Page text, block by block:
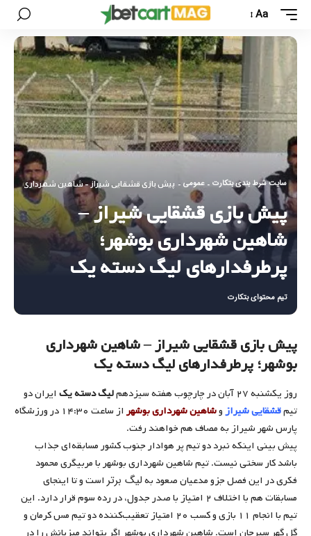
Aa
سایت شرط بندی بتکارت - عمومی - پیش بازی قشقایی شیراز – شاهین شهرداری
پیش بازی قشقایی شیراز –
شاهین شهرداری بوشهر؛
پرطرفدارهای لیگ دسته یک
تیم محتوای بتکارت
پیش بازی قشقایی شیراز – شاهین شهرداری
بوشهر؛ پرطرفدارهای لیگ دسته یک
روز یکشنبه ۲۷ آبان در چارچوب هفته سیزدهم لیگ دسته یک ایران دو
تیمقشقایی شیرازوشاهین شهرداری بوشهر
از ساعت ۱۴:۳۰ در ورزشگاه
پارس شهر شیراز به مصاف هم خواهند رفت.
پیش بینی اینکه نبرد دو تیم پر هوادار جنوب کشور مسابقه‌ای جذاب
باشد کار سختی نیست. تیم شاهین شهرداری بوشهر با مربیگری محمود
فکری در این فصل جزو مدعیان صعود بهلیگ برتر است و تا اینجای
مسابقات هم با اختلاف ۲ امتیاز با صدر جدول، در رده سوم قرار دارد. این
تیم با انجام ۱۱ بازی و کسب ۲۰ امتیاز تعقیب‌کننده دو تیم مس کرمان و